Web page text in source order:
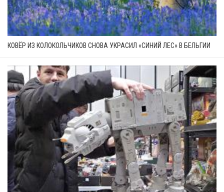
КОВЁР ИЗ КОЛОКОЛЬЧИКОВ СНОВА УКРАСИЛ «СИНИЙ ЛЕС» В БЕЛЬГИИ